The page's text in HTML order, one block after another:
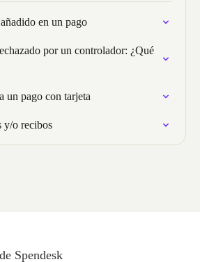
en un pago
por un controlador: ¿Qué
un pago con tarjeta
y/o recibos